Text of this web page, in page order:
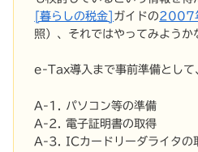
[暮らしの税金] ガイドの2007
照）、それではやってみようか
e-Tax導入まで事前準備として
A-1. パソコン等の準備
A-2. 電子証明書の取得
A-3. ICカードリーダライタの